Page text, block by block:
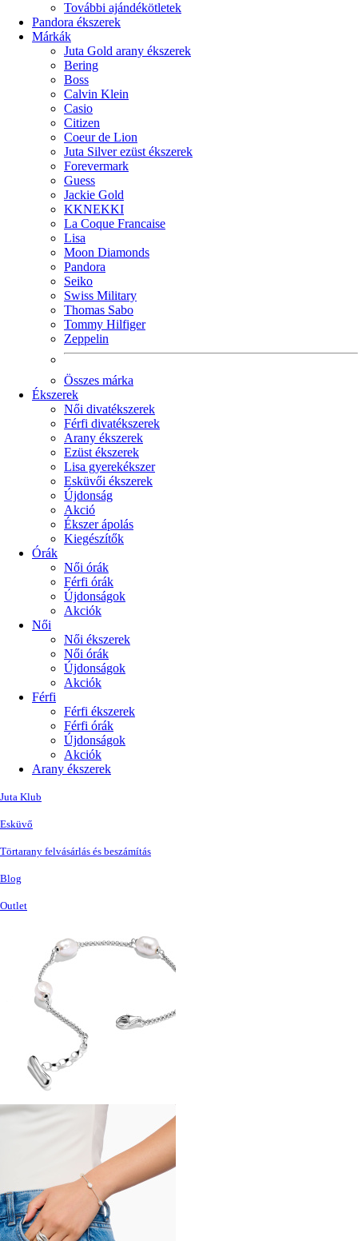
További ajándékötletek
Pandora ékszerek
Márkák
Juta Gold arany ékszerek
Bering
Boss
Calvin Klein
Casio
Citizen
Coeur de Lion
Juta Silver ezüst ékszerek
Forevermark
Guess
Jackie Gold
KKNEKKI
La Coque Francaise
Lisa
Moon Diamonds
Pandora
Seiko
Swiss Military
Thomas Sabo
Tommy Hilfiger
Zeppelin
Összes márka
Ékszerek
Női divatékszerek
Férfi divatékszerek
Arany ékszerek
Ezüst ékszerek
Lisa gyerekékszer
Esküvői ékszerek
Újdonság
Akció
Ékszer ápolás
Kiegészítők
Órák
Női órák
Férfi órák
Újdonságok
Akciók
Női
Női ékszerek
Női órák
Újdonságok
Akciók
Férfi
Férfi ékszerek
Férfi órák
Újdonságok
Akciók
Arany ékszerek
Juta Klub
Esküvő
Törtarany felvásárlás és beszámítás
Blog
Outlet